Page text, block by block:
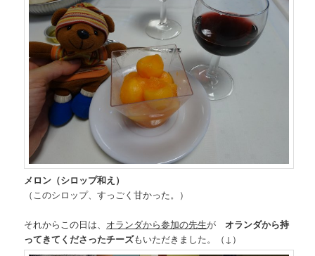
メロン（シロップ和え）
（このシロップ、すっごく甘かった。）
それからこの日は、 オランダから参加の先生がオランダから持
ってきてくださったチーズもいただきました。（↓）